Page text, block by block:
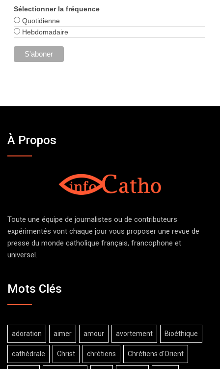
Sélectionner la fréquence
Quotidienne
Hebdomadaire
À Propos
Toute une équipe de journalistes ou de contributeurs
expérimentés vont chaque jour vous proposer une revue de
presse du monde catholique français, francophone et
universel.
Mots Clés
adoration aimer amour avortement Bioéthique
cathédrale Christ chrétiens Chrétiens d'Orient